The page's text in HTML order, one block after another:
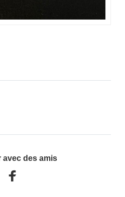
avec des amis